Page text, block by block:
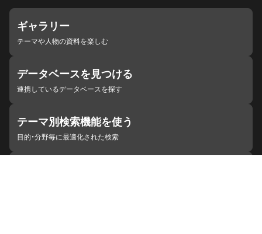
ギャラリー
テーマや人物の資料を楽しむ
データベースを見つける
連携しているデータベースを探す
テーマ別検索機能を使う
目的・分野毎に最適化された検索